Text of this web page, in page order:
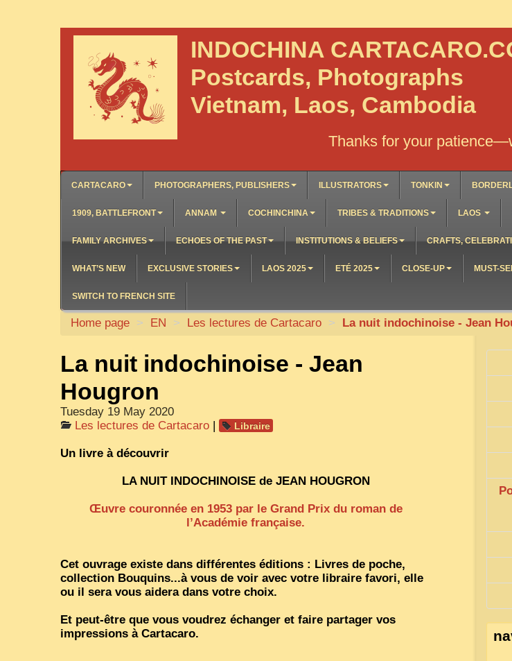
INDOCHINA
Postcards, Photographs
Vietnam, Laos, Cambodia
Thanks for your
CARTACARO PHOTOGRAPHERS, PUBLISHERS ILLUSTRATORS TONKIN
1909, BATTLEFRONT ANNAM COCHINCHINA TRIBES & TRADITIONS LAOS
FAMILY ARCHIVES ECHOES OF THE PAST INSTITUTIONS & BELIEFS CRAFTS,
WHAT’S NEW EXCLUSIVE STORIES LAOS 2025 ETÉ 2025 CLOSE-UP MUST-
SWITCH TO FRENCH SITE
Home page > EN > Les lectures de Cartacaro > La nuit indochinoise - Jean
La nuit indochinoise - Jean
Hougron
Tuesday 19 May 2020
Les lectures de Cartacaro | Libraire
Un livre à découvrir
LA NUIT INDOCHINOISE de JEAN HOUGRON
Œuvre couronnée en 1953 par le Grand Prix du roman de
l’Académie française.
Cet ouvrage existe dans différentes éditions : Livres de poche,
collection Bouquins...à vous de voir avec votre libraire favori, elle
ou il sera vous aidera dans votre choix.
Et peut-être que vous voudrez échanger et faire partager vos
impressions à Cartacaro.